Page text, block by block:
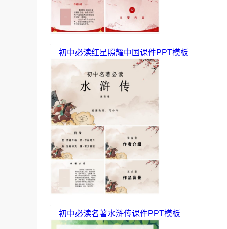
初中必读红星照耀中国课件PPT模板
初中必读名著水浒传课件PPT模板